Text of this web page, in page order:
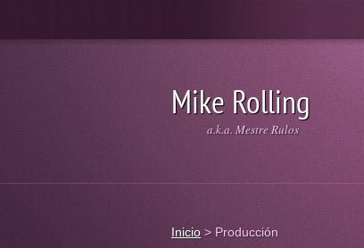
Mike Rolling
a.k.a. Mestre Rulos
Inicio > Producción